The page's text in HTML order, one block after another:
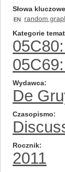
Słowa kluczowe
EN random
Kategorie
Wydawca
De
Czasopismo
Rocznik
2011